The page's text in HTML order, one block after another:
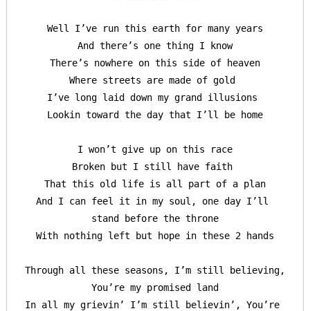
Well I’ve run this earth for many years
And there’s one thing I know
There’s nowhere on this side of heaven
Where streets are made of gold
I’ve long laid down my grand illusions
Lookin toward the day that I’ll be home
I won’t give up on this race
Broken but I still have faith
That this old life is all part of a plan
And I can feel it in my soul, one day I’ll
stand before the throne
With nothing left but hope in these 2 hands
Through all these seasons, I’m still believing,
You’re my promised land
In all my grievin’ I’m still believin’, You’re